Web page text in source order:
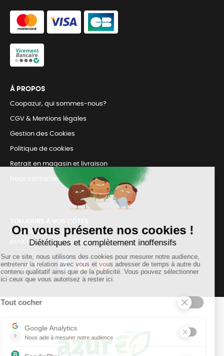
Á PROPOS
Coopazur, qui sommes-nous?
CGV & Mentions légales
Gestion des Cookies
Politique de cookies
Retrait en magasin et livraison
Nous contacter
Nous sommes connectés
pour répondre à tous vos besoins
SUIVEZ-NOUS